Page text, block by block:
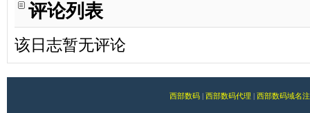
评论列表
该日志暂无评论
西部数码| 西部数码代理 西部数码域名